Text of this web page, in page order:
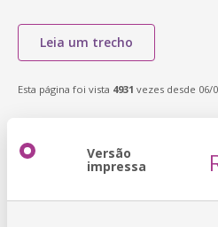
Leia um trecho
Esta página foi vista 4931 vezes desde 06/
Versão
impressa